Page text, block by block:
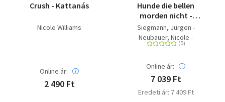
Crush - Kattanás
Nicole Williams
Online ár:
2 490 Ft
Hunde die bellen
morden nicht -
Tierische
Kriminalgeschichten
Siegmann, Jürgen -
Neubauer, Nicole -
Wilbertz, Jutta -
Haese, Ute - Kohl, Erwin -
Denzau, Heike - Godazgar,
Peter - Breuer, Guido M. -
Meyer, Frank P. - Ehlers,
Online ár:
7 039 Ft
Eredeti ár: 7 409 Ft